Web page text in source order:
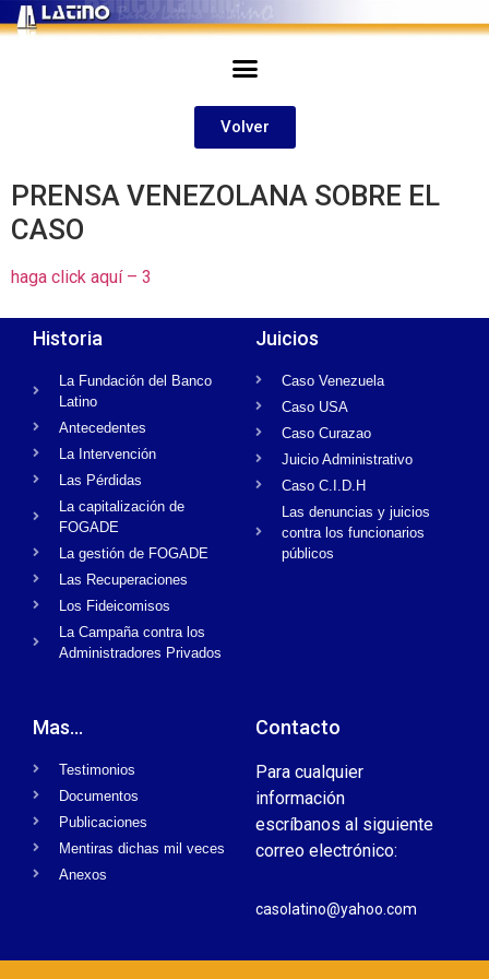
Volver
PRENSA VENEZOLANA SOBRE EL
CASO
haga click aquí – 3
Historia
La Fundación del Banco
Latino
Antecedentes
La Intervención
Las Pérdidas
La capitalización de
FOGADE
La gestión de FOGADE
Las Recuperaciones
Los Fideicomisos
La Campaña contra los
Administradores Privados
Juicios
Caso Venezuela
Caso USA
Caso Curazao
Juicio Administrativo
Caso C.I.D.H
Las denuncias y juicios
contra los funcionarios
públicos
Mas...
Testimonios
Documentos
Publicaciones
Mentiras dichas mil veces
Anexos
Contacto
Para cualquier
información
escríbanos al siguiente
correo electrónico:
casolatino@yahoo.com